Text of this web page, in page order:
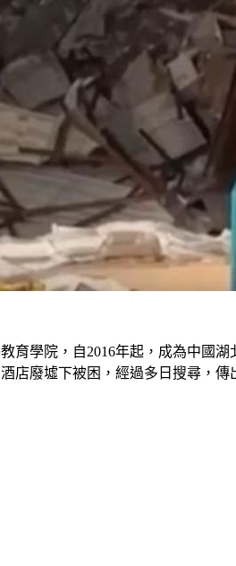
育學院，自2016年起，成為中國
店廢墟下被困，經過多日搜尋，